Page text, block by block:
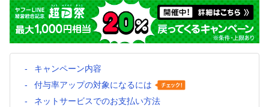
キャンペーン内容
付与率アップの対象になるには
ネットサービスでのお支払い方法